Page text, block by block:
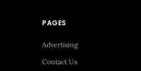
PAGES
Advertising
Contact Us